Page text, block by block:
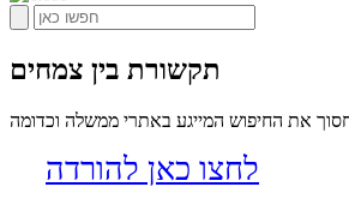
תקשורת בין צמחים
את החיפוש המייגע באתרי ממשלה וכדומה
לחצו כאן להורדה